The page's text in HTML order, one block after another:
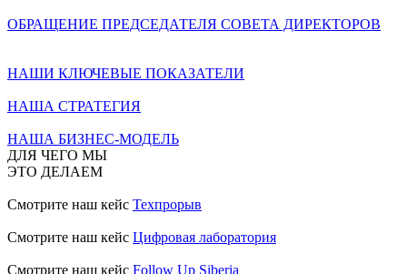
ОБРАЩЕНИЕ ПРЕДСЕДАТЕЛЯ СОВЕТА ДИРЕКТОРОВ
НАШИ КЛЮЧЕВЫЕ ПОКАЗАТЕЛИ
НАША СТРАТЕГИЯ
НАША БИЗНЕС-МОДЕЛЬ
ДЛЯ ЧЕГО МЫ
ЭТО ДЕЛАЕМ
Смотрите наш кейс Техпрорыв
Смотрите наш кейс Цифровая лаборатория
Смотрите наш кейс Follow Up Siberia